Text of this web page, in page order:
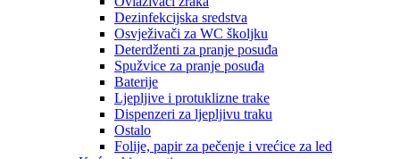
Dezinfekcijska sredstva
Osvježivači za WC školjku
Deterdženti za pranje posuđa
Spužvice za pranje posuđa
Baterije
Ljepljive i protuklizne trake
Dispenzeri za ljepljivu traku
Ostalo
Folije, papir za pečenje i vrećice za led